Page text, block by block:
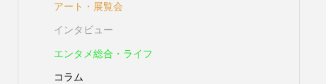
アート・展覧会
インタビュー
エンタメ総合・ライフ
コラム